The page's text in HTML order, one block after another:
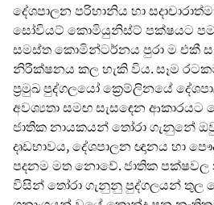
දේශපාලන පරිහානිය හා
සෝවියට් කොමියුනිස්ට් පක්ෂයට
සමස්ත කොමින්ටර්නය පුරා ම එකී
නිරීක්ෂනය කල හැකි විය. සෑම
ප්‍රමුඛ පුද්ගලයෝ ක්‍රෙම්ලිනයේ
අවශ්‍යතා සමඟ සැසඳෙන
ජාතික නායකයන් තෝරා ගැනුනේ
දෘඩභාවය, දේශපාලන ඥානය හා
පදනම මත නොවේ. ජාතික
විසින් තෝරා ගැනුනු පුද්ගලයන් තුල